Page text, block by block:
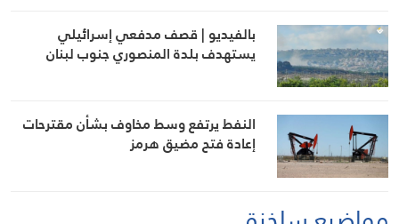
بالفيديو | قصف مدفعي إسرائيلي
يستهدف بلدة المنصوري جنوب لبنان
النفط يرتفع وسط مخاوف بشأن مقترحات
إعادة فتح مضيق هرمز